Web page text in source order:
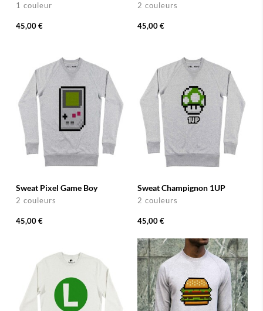
1 couleur
45,00 €
2 couleurs
45,00 €
Sweat Pixel Game Boy
2 couleurs
45,00 €
Sweat Champignon 1UP
2 couleurs
45,00 €